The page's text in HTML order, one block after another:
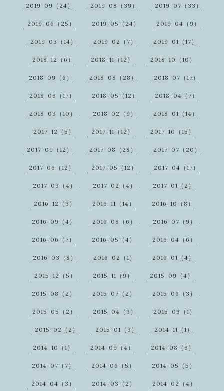
2019-09（24） 2019-08（39） 2019-07（33）
2019-06（25） 2019-05（24） 2019-04（9）
2019-03（14） 2019-02（7） 2019-01（17）
2018-12（6） 2018-11（12） 2018-10（10）
2018-09（6） 2018-08（28） 2018-07（17）
2018-06（17） 2018-05（12） 2018-04（7）
2018-03（10） 2018-02（9） 2018-01（14）
2017-12（5） 2017-11（12） 2017-10（15）
2017-09（12） 2017-08（28） 2017-07（20）
2017-06（12） 2017-05（12） 2017-04（17）
2017-03（4） 2017-02（4） 2017-01（2）
2016-12（3） 2016-11（14） 2016-10（8）
2016-09（4） 2016-08（6） 2016-07（9）
2016-06（7） 2016-05（4） 2016-04（6）
2016-03（8） 2016-02（1） 2016-01（4）
2015-12（5） 2015-11（9） 2015-09（4）
2015-08（2） 2015-07（2） 2015-06（3）
2015-05（2） 2015-04（3） 2015-03（1）
2015-02（2） 2015-01（3） 2014-11（1）
2014-10（1） 2014-09（4） 2014-08（6）
2014-07（7） 2014-06（5） 2014-05（5）
2014-04（3） 2014-03（2） 2014-02（4）